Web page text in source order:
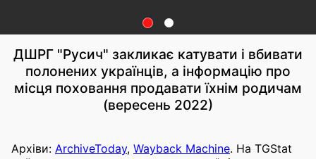
ДШРГ "Русич" закликає катувати і вбивати
полонених українців, а інформацію про
місця поховання продавати їхнім родичам
(вересень 2022)
Архіви: ArchiveToday, Wayback Machine. На TGStat